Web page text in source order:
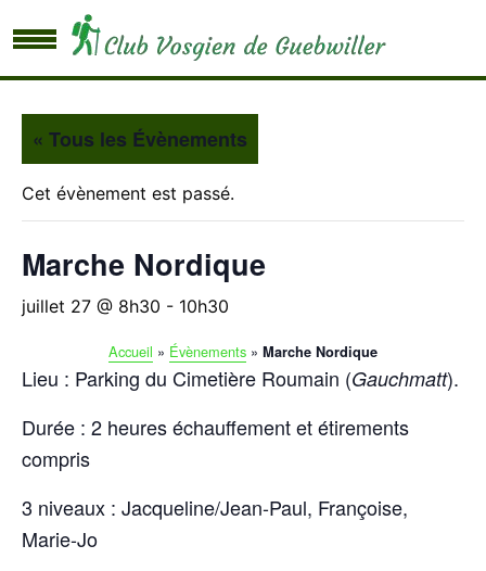
« Tous les Évènements
Cet évènement est passé.
Marche Nordique
juillet 27 @ 8h30 - 10h30
Accueil » Évènements » Marche Nordique
Lieu : Parking du Cimetière Roumain (Gauchmatt).
Durée : 2 heures échauffement et étirements
compris
3 niveaux : Jacqueline/Jean-Paul, Françoise,
Marie-Jo